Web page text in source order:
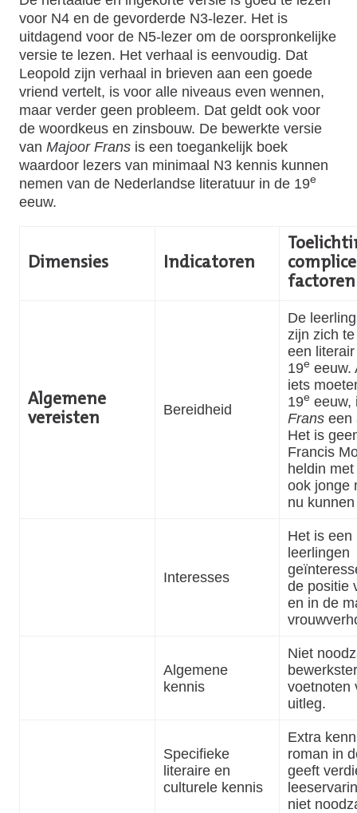
voor N4 en de gevorderde N3-lezer. Het is
uitdagend voor de N5-lezer om de oorspronkelijke
versie te lezen. Het verhaal is eenvoudig. Dat
Leopold zijn verhaal in brieven aan een goede
vriend vertelt, is voor alle niveaus even wennen,
maar verder geen probleem. Dat geldt ook voor
de woordkeus en zinsbouw. De bewerkte versie
van Majoor Frans is een toegankelijk boek
waardoor lezers van minimaal N3 kennis kunnen
nemen van de Nederlandse literatuur in de 19e
eeuw.
Dimensies Indicatoren
Algemene
vereisten
Bereidheid
De
zijn zich
een
19e eeuw.
iets
19e
Frans een
Het is
Francis
heldin
ook jonge
nu
Interesses
Het is een
leerlingen
de positie
en in de
Algemene
kennis
Niet
voetnoten
uitleg.
Specifieke
literaire en
culturele kennis
Extra
roman in
geeft
niet